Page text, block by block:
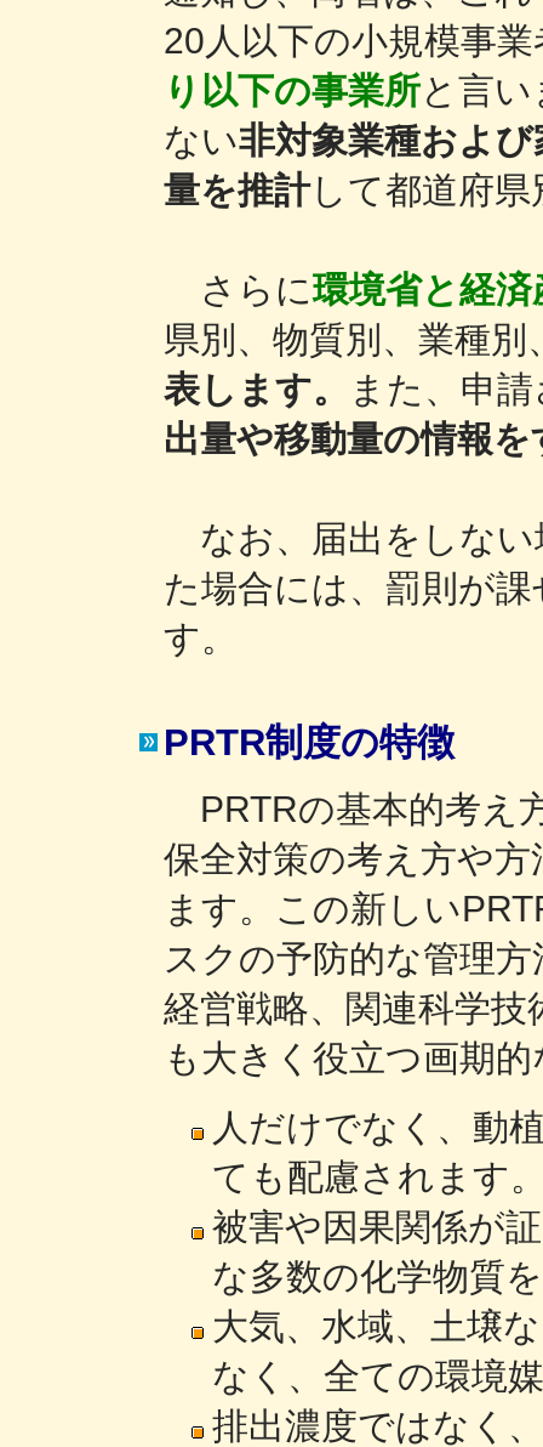
20人以下の小規模事
り以下の事業所と言
ない非対象業種およ
量を推計して都道府
さらに環境省と経済
県別、物質別、業種
表します。
また、申
出量や移動量の情報
なお、届出をしない
た場合には、罰則が
す。
PRTR制度の特徴
PRTRの基本的考え
保全対策の考え方や
ます。この新しい
スクの予防的な管理
経営戦略、関連科学
も大きく役立つ画期
人だけでなく、動
ても配慮されます
被害や因果関係が
な多数の化学物質
大気、水域、土壌
なく、全ての環境
排出濃度ではなく